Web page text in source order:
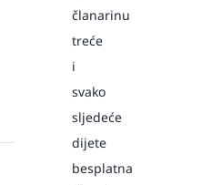
članarinu
treće
i
svako
sljedeće
dijete
besplatna